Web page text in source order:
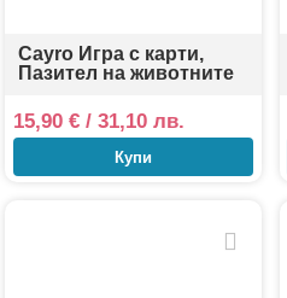
Cayro Игра с карти,
Пазител на животните
15,90 €/ 31,10 лв.
Купи